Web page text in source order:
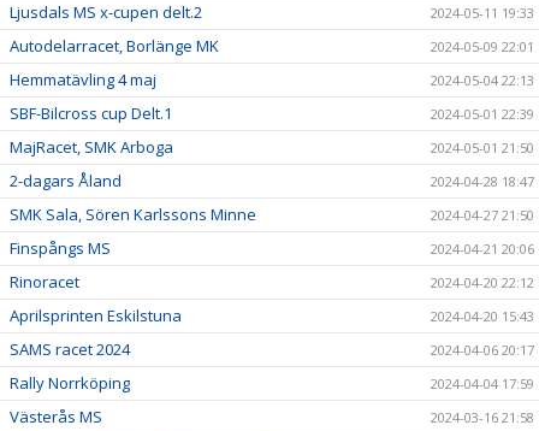
Ljusdals MS x-cupen delt.2 2024-05-11 19:33
Autodelarracet, Borlänge MK 2024-05-09 22:01
Hemmatävling 4 maj 2024-05-04 22:13
SBF-Bilcross cup Delt.1 2024-05-01 22:39
MajRacet, SMK Arboga 2024-05-01 21:50
2-dagars Åland 2024-04-28 18:47
SMK Sala, Sören Karlssons Minne 2024-04-27 21:50
Finspångs MS 2024-04-21 20:06
Rinoracet 2024-04-20 22:12
Aprilsprinten Eskilstuna 2024-04-20 15:43
SAMS racet 2024 2024-04-06 20:17
Rally Norrköping 2024-04-04 17:59
Västerås MS 2024-03-16 21:58